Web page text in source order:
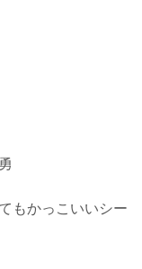
もかっこいいシー